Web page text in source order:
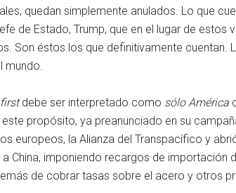
quedan simplemente anulados. Lo que
de Estado, Trump, que en el lugar de
Son éstos los que definitivamente cuentan.
mundo.
debe ser interpretado como sólo América
propósito, ya preanunciado en su
europeos, la Alianza del Transpacífico y
China, imponiendo recargos de importación
de cobrar tasas sobre el acero y otros